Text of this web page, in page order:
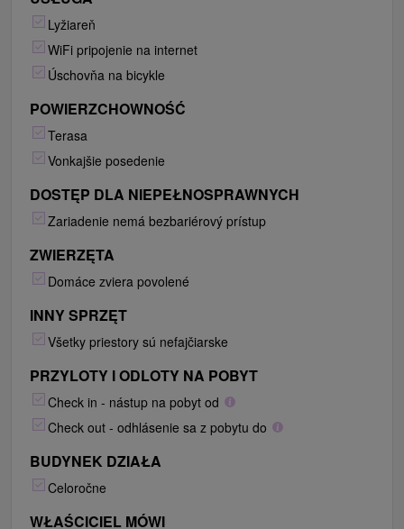
Lyžiareň
WiFi pripojenie na internet
Úschovňa na bicykle
POWIERZCHOWNOŚĆ
Terasa
Vonkajšie posedenie
DOSTĘP DLA NIEPEŁNOSPRAWNYCH
Zariadenie nemá bezbariérový prístup
ZWIERZĘTA
Domáce zviera povolené
INNY SPRZĘT
Všetky priestory sú nefajčiarske
PRZYLOTY I ODLOTY NA POBYT
Check in - nástup na pobyt od
Check out - odhlásenie sa z pobytu do
BUDYNEK DZIAŁA
Celoročne
WŁAŚCICIEL MÓWI